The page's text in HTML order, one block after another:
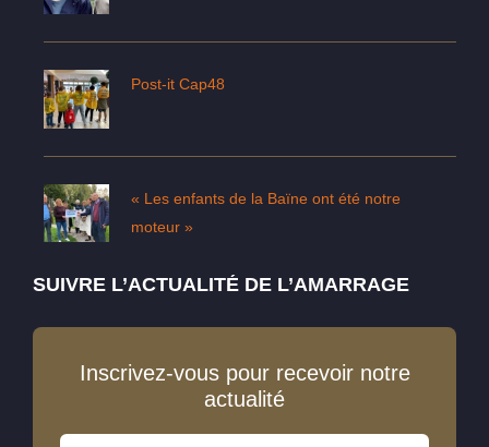
Post-it Cap48
« Les enfants de la Baïne ont été notre
moteur »
SUIVRE L’ACTUALITÉ DE L’AMARRAGE
Inscrivez-vous pour recevoir notre
actualité